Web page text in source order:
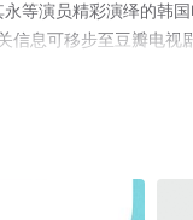
等演员精彩演绎的韩
信息可移步至豆瓣电视